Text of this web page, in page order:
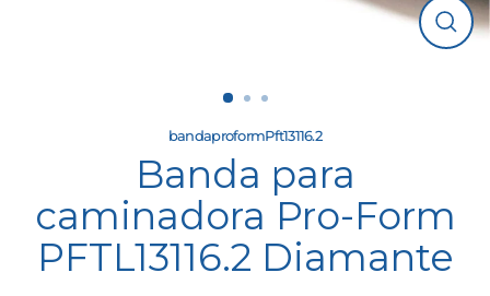
Cerrar
bandaproformPft13116.2
Banda para
caminadora Pro-Form
PFTL13116.2 Diamante